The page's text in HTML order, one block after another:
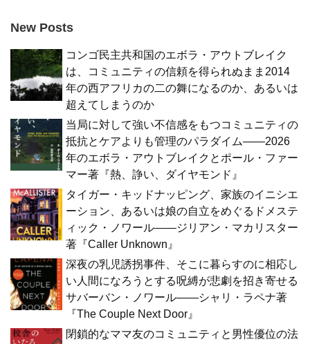
New Posts
コンゴ民主共和国のエボラ・アウトブレイク
は、コミュニティの信頼を得られぬまま2014
年の西アフリカの二の舞になるのか、あるいは
超えてしまうのか
当局に対して強い不信感をもつコミュニティの
抵抗とケアよりも管理のパラダイム――2026
年のエボラ・アウトブレイクとポール・ファー
マー著『熱、諍い、ダイヤモンド』
タイガー・キッドナッピング、家族のイニシエ
ーション、あるいは娘の自立をめぐるドメステ
ィック・ノワール――ジリアン・マカリスター
著『Caller Unknown』
深夜の乳児誘拐事件、そこに暮らすのに相応し
い人間になろうとする呪縛が悲劇を招き寄せる
サバーバン・ノワール――シャリ・ラペナ著
『The Couple Next Door』
閉鎖的なママ友のコミュニティと男性優位の法